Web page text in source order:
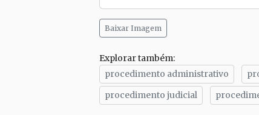
Baixar Imagem
Explorar também:
procedimento administrativo
procedimento judicial